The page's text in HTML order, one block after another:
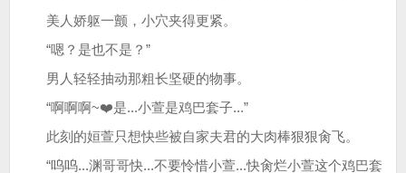
美人娇躯一颤，小穴夹得更紧。
“嗯？是也不是？”
男人轻轻抽动那粗长坚硬的物事。
“啊啊啊~❤️是...小萱是鸡巴套子...”
此刻的姮萱只想快些被自家夫君的大肉棒狠狠肏飞。
“呜呜...渊哥哥快...不要怜惜小萱...快肏烂小萱这个鸡巴套